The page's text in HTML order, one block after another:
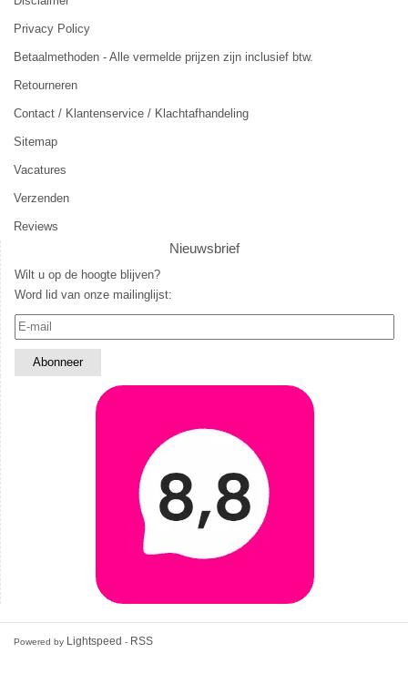
Privacy Policy
Betaalmethoden - Alle vermelde prijzen zijn inclusief btw.
Retourneren
Contact / Klantenservice / Klachtafhandeling
Sitemap
Vacatures
Verzenden
Reviews
Nieuwsbrief
Wilt u op de hoogte blijven?
Word lid van onze mailinglijst:
Powered by Lightspeed - RSS